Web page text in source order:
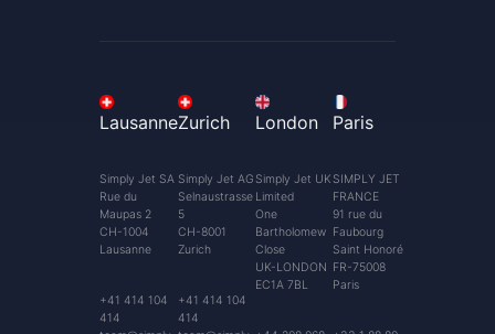
Lausanne
Simply Jet SA
Rue du
Maupas 2
CH-1004
Lausanne
+41 414 104
414
Zurich
Simply Jet AG
Selnaustrasse
5
CH-8001
Zurich
+41 414 104
414
London
Simply Jet UK
Limited
One
Bartholomew
Close
UK-LONDON
EC1A 7BL
Paris
SIMPLY JET
FRANCE
91 rue du
Faubourg
Saint Honoré
FR-75008
Paris